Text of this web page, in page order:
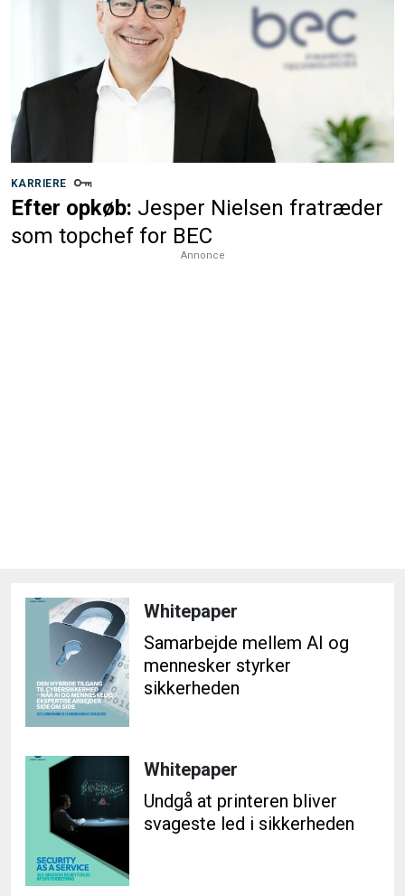
KARRIERE
Efter opkøb: Jesper Nielsen fratræder
som topchef for BEC
Annonce
Whitepaper
Samarbejde mellem AI og
mennesker styrker
sikkerheden
Whitepaper
Undgå at printeren bliver
svageste led i sikkerheden